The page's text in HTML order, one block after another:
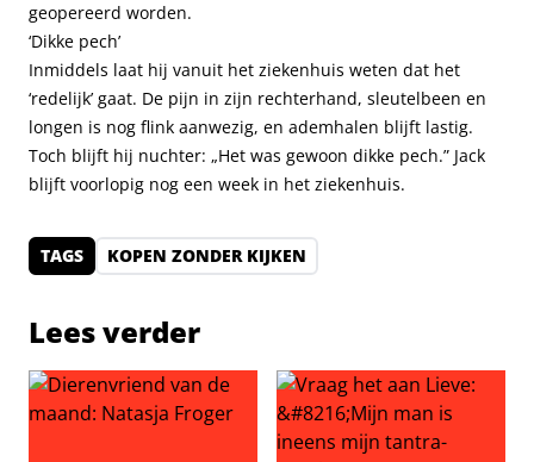
geopereerd worden.
‘Dikke pech’
Inmiddels laat hij vanuit het ziekenhuis weten dat het
‘redelijk’ gaat. De pijn in zijn rechterhand, sleutelbeen en
longen is nog flink aanwezig, en ademhalen blijft lastig.
Toch blijft hij nuchter: „Het was gewoon dikke pech.” Jack
blijft voorlopig nog een week in het ziekenhuis.
TAGS KOPEN ZONDER KIJKEN
Lees verder